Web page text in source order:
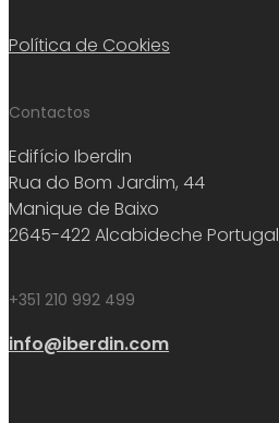
Política de Cookies
Contactos
Edifício Iberdin
Rua do Bom Jardim, 44
Manique de Baixo
2645-422 Alcabideche Portugal
+351 210 992 499
info@iberdin.com